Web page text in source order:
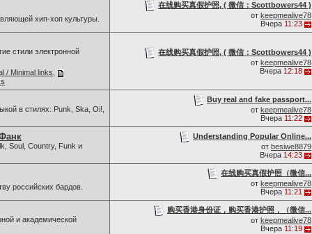
хип-хоп культуры.
在线购买真假护照, ( 微信：Scottbowers44 )
от keepmealive78
Вчера 11:23
стили электронной
/ Minimal links
在线购买真假护照, ( 微信：Scottbowers44 )
от keepmealive78
Вчера 12:18
в стилях: Punk, Ska, Oi!,
Buy real and fake passport...
от keepmealive78
Вчера 11:22
Soul, Country, Funk и
Understanding Popular Online...
от besiwe8879
Вчера 14:23
российских бардов.
在线购买真假护照（微信...
от keepmealive78
Вчера 11:21
и академической
购买香港身份证，购买香港护照，（微信...
от keepmealive78
Вчера 11:19